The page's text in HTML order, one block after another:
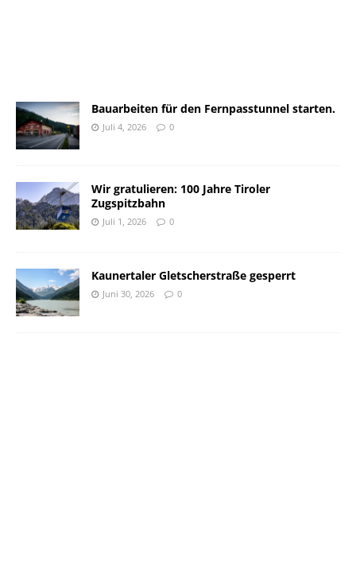
Bauarbeiten für den Fernpasstunnel starten.
Juli 4, 2026 0
Wir gratulieren: 100 Jahre Tiroler
Zugspitzbahn
Juli 1, 2026 0
Kaunertaler Gletscherstraße gesperrt
Juni 30, 2026 0